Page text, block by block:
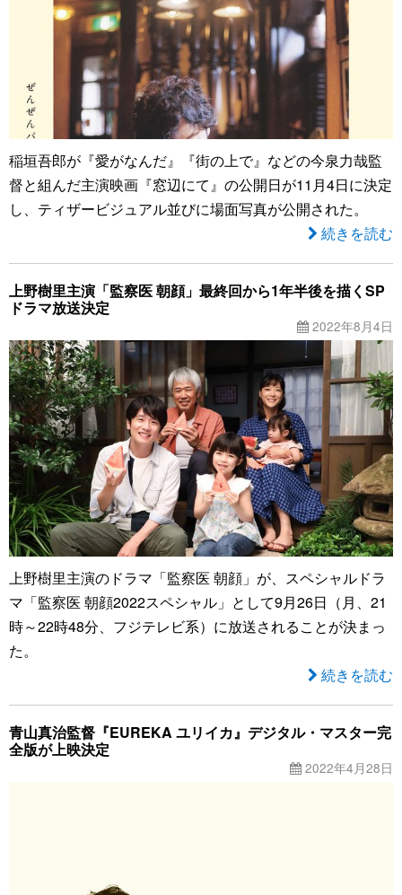
稲垣吾郎が『愛がなんだ』『街の上で』などの今泉力哉監
督と組んだ主演映画『窓辺にて』の公開日が11月4日に決定
し、ティザービジュアル並びに場面写真が公開された。
続きを読む
上野樹里主演「監察医 朝顔」最終回から1年半後を描くSP
ドラマ放送決定
2022年8月4日
上野樹里主演のドラマ「監察医 朝顔」が、スペシャルドラ
マ「監察医 朝顔2022スペシャル」として9月26日（月、21
時～22時48分、フジテレビ系）に放送されることが決まっ
た。
続きを読む
青山真治監督『EUREKA ユリイカ』デジタル・マスター完
全版が上映決定
2022年4月28日